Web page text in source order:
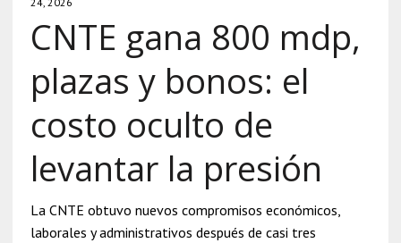
CNTE gana 800 mdp,
plazas y bonos: el
costo oculto de
levantar la presión
La CNTE obtuvo nuevos compromisos económicos,
laborales y administrativos después de casi tres